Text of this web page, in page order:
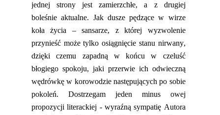
jednej strony jest zamierzchłe, a z drugiej
boleśnie aktualne. Jak dusze pędzące w wirze
koła życia – sansarze, z której wyzwolenie
przynieść może tylko osiągnięcie stanu nirwany,
dzięki czemu zapadną w końcu w czeluść
błogiego spokoju, jaki przerwie ich odwieczną
wędrówkę w korowodzie następujących po sobie
pokoleń.
Dostrzegam jeden minus owej
propozycji literackiej - wyraźną sympatię Autora